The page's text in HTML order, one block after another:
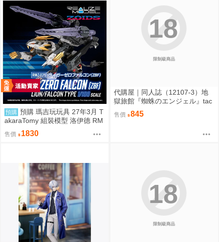
預購 預購 瑪吉玩玩具 27年3月 T
akaraTomy 組裝模型 洛伊德 RM
Z-025 長牙獅零式・獵鷹型（ZB
F） 0828
售價 1830
限制級商品
18
代購屋｜同人誌（12107-3）地
獄旅館『蜘蛛のエンジェル』tac
o オーガニック毒リンゴ
售價 845
限制級商品
18